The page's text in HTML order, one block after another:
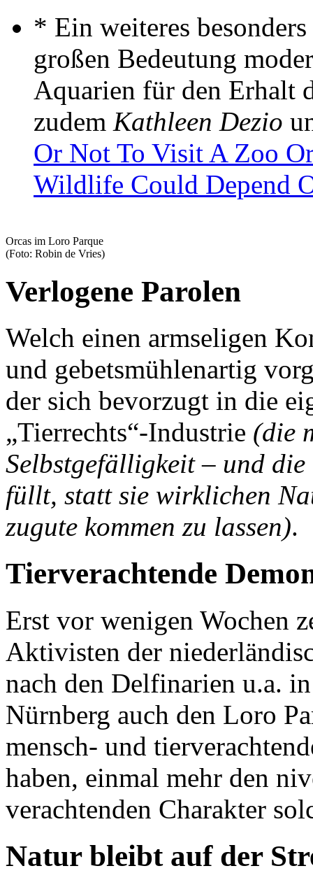
* Ein weiteres
großen Bedeutung
Aquarien für den Erhalt
zudem Kathleen Dezio
Or Not To Visit A Zoo
Wildlife Could Depend
Orcas im Loro Parque
(Foto: Robin de Vries)
Verlogene Parolen
Welch einen armseligen
und gebetsmühlenartig
der sich bevorzugt in die
„Tierrechts“-Industrie (die
Selbstgefälligkeit – und
füllt, statt sie wirklichen
zugute kommen zu lassen).
Tierverachtende
Erst vor wenigen Wochen
Aktivisten der
nach den Delfinarien u.a.
Nürnberg auch den Loro
mensch- und
haben, einmal mehr den
verachtenden Charakter
Natur bleibt auf der